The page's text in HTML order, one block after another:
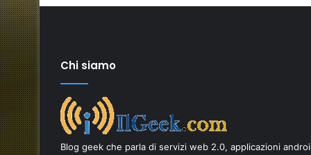
Chi siamo
Blog geek che parla di servizi web 2.0, applicazioni
Come
scegliere
migliori